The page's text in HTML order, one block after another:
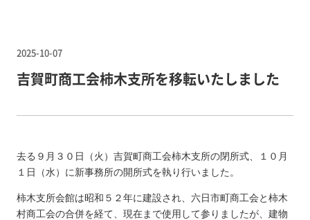
2025-10-07
吉賀町商工会柿木支所を移転いたしました
去る９月３０日（火）吉賀町商工会柿木支所の閉所式、１０月
１日（水）に新事務所の開所式を執り行いました。
柿木支所会館は昭和５２年に建設され、六日市町商工会と柿木
村商工会の合併を経て、現在まで使用して参りましたが、建物